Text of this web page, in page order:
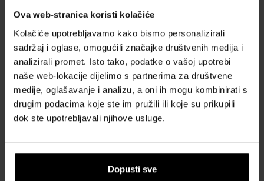
Ova web-stranica koristi kolačiće
Kolačiće upotrebljavamo kako bismo personalizirali
sadržaj i oglase, omogućili značajke društvenih medija i
analizirali promet. Isto tako, podatke o vašoj upotrebi
naše web-lokacije dijelimo s partnerima za društvene
medije, oglašavanje i analizu, a oni ih mogu kombinirati s
drugim podacima koje ste im pružili ili koje su prikupili
dok ste upotrebljavali njihove usluge.
Dopusti sve
njen jedinstveni miris osigurava auru diskretne, muške njege.
Mirisne note:
Gornje note: limun, bergamot, neroli
Srednje note: lavanda, kamilica, geranij, hrast
Bazne note:klinčić (začin), sandalovina, vetiver, mošus, amber
POJEDINOSTI